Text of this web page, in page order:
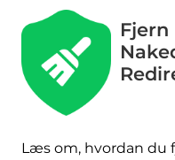
Fjern
Læs om, hvordan du